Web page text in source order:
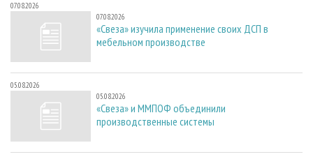
07.08.2026
07.08.2026
«Свеза» изучила применение своих ДСП в
мебельном производстве
05.08.2026
05.08.2026
«Свеза» и ММПОФ объединили
производственные системы